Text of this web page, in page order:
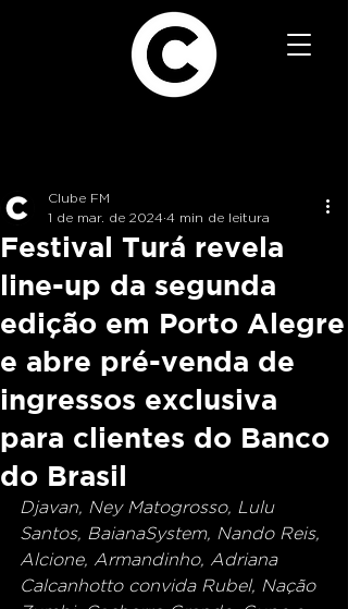
Festival Turá revela
line-up da segunda
edição em Porto Alegre
e abre pré-venda de
ingressos exclusiva
para clientes do Banco
do Brasil
Clube FM
1 de mar. de 2024 4 min de leitura
Djavan, Ney Matogrosso, Lulu
Santos, BaianaSystem, Nando Reis,
Alcione, Armandinho, Adriana
Calcanhotto convida Rubel, Nação